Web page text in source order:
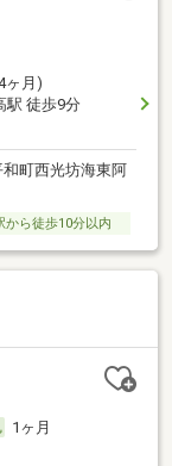
ヶ月)
駅 徒歩9分
町西光坊海東阿
から徒歩10分以内
1ヶ月